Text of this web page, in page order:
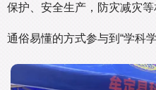
保护、安全生产，防灾减灾
通俗易懂的方式参与到“学科学